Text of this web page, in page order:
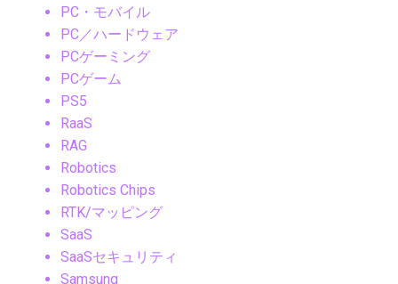
PC・モバイル
PC／ハードウェア
PCゲーミング
PCゲーム
PS5
RaaS
RAG
Robotics
Robotics Chips
RTK/マッピング
SaaS
SaaSセキュリティ
Samsung